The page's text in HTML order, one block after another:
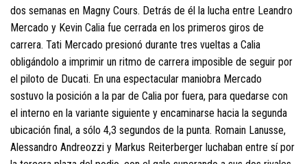
dos semanas en Magny Cours. Detrás de él la lucha entre Leandro
Mercado y Kevin Calia fue cerrada en los primeros giros de
carrera. Tati Mercado presionó durante tres vueltas a Calia
obligándolo a imprimir un ritmo de carrera imposible de seguir por
el piloto de Ducati. En una espectacular maniobra Mercado
sostuvo la posición a la par de Calia por fuera, para quedarse con
el interno en la variante siguiente y encaminarse hacia la segunda
ubicación final, a sólo 4,3 segundos de la punta. Romain Lanusse,
Alessandro Andreozzi y Markus Reiterberger luchaban entre sí por